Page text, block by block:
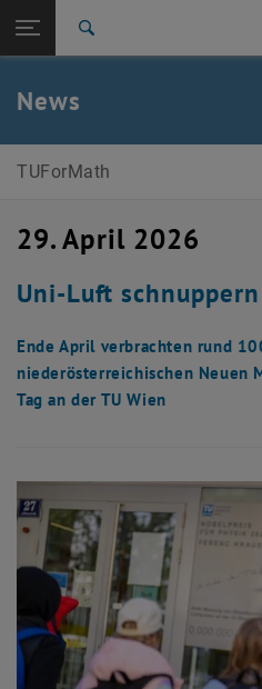
TU Login
Quicklinks
Quicklinks-Menü umschalten
Studium
Zur 1. Menü Ebene
TUForMath
News
Presseartikel
News
TUForMath
29. April 2026
Uni-Luft
Ende April verbrachten rund
niederösterreichischen Neuen
Tag an der TU Wien